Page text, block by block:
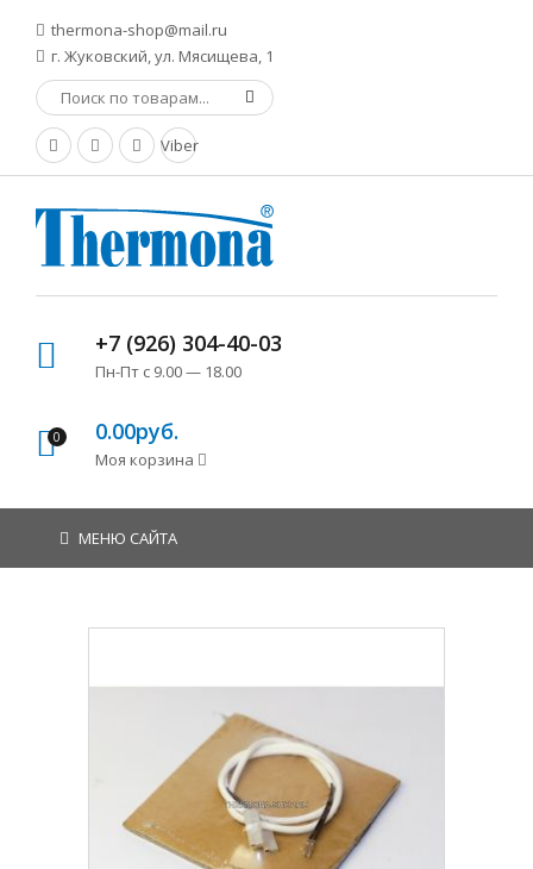
thermona-shop@mail.ru
г. Жуковский, ул. Мясищева, 1
Viber
+7 (926) 304-40-03
Пн-Пт с 9.00 — 18.00
0 0.00руб.
Моя корзина
МЕНЮ САЙТА